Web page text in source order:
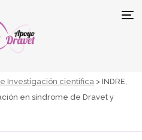
Investigación científica > INDRE,
en síndrome de Dravet y